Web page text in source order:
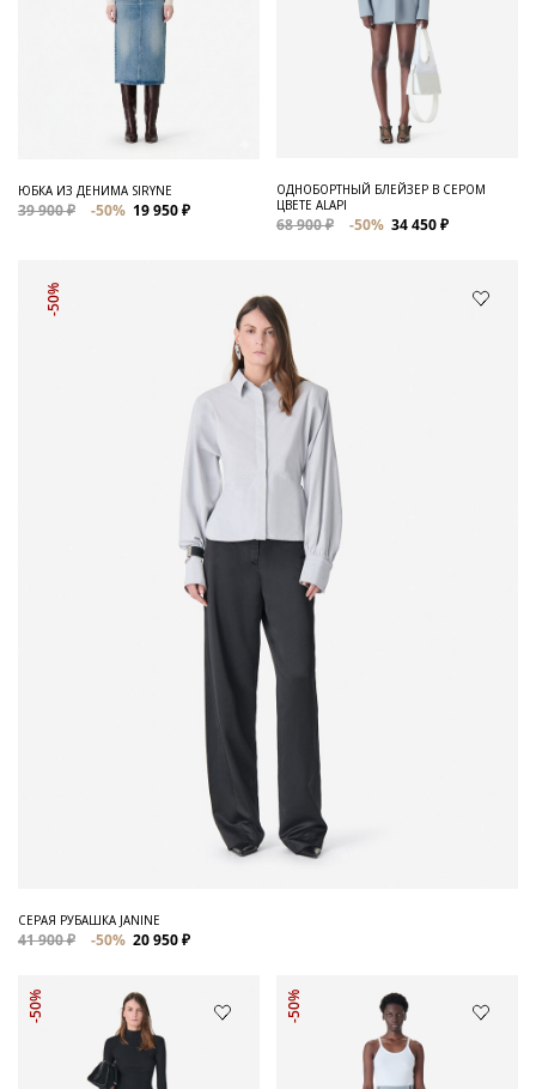
ЮБКА ИЗ ДЕНИМА SIRYNE
39 900 ₽ -50% 19 950 ₽
ОДНОБОРТНЫЙ БЛЕЙЗЕР В СЕРОМ
ЦВЕТЕ ALAPI
68 900 ₽ -50% 34 450 ₽
-50%
СЕРАЯ РУБАШКА JANINE
41 900 ₽ -50% 20 950 ₽
-50% -50%